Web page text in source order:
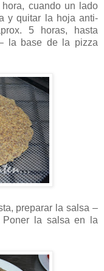
cuando un lado
y quitar la hoja anti-
5 horas, hasta
la base de la pizza
preparar la salsa –
Poner la salsa en la